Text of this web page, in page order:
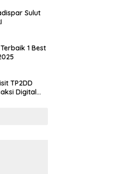
Sulut
1 Best
TP2DD
Digital